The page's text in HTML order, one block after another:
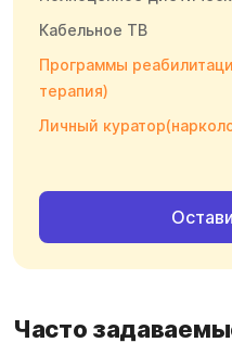
Кабельное ТВ
Программы
терапия)
Личный
Часто